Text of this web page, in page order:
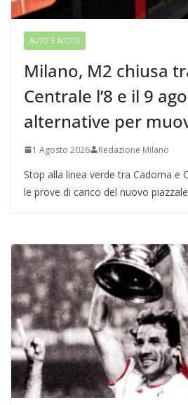
AUTO E MOTO
Milano, M2 chiusa
Centrale l’8 e il 9
alternative per
1 Agosto 2026 Redazione Milano
Stop alla linea verde tra Cadorna e
le prove di carico del nuovo